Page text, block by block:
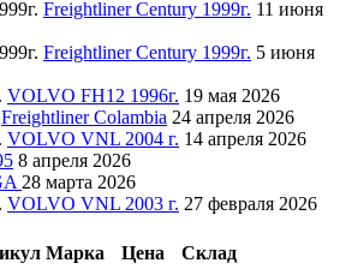
Freightliner Century 1999г. 11 июня
Freightliner Century 1999г. 5 июня
VOLVO FH12 1996г. 19 мая 2026
Freightliner Colambia 24 апреля 2026
VOLVO VNL 2004 г. 14 апреля 2026
8 апреля 2026
28 марта 2026
VOLVO VNL 2003 г. 27 февраля 2026
Марка Цена Склад